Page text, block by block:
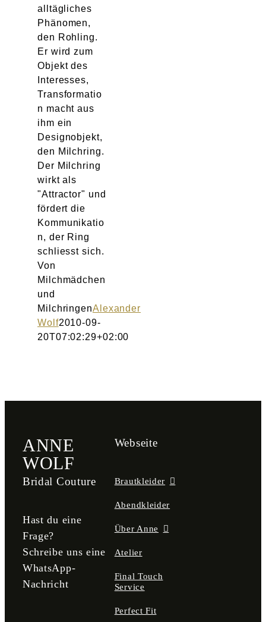
alltägliches
Phänomen,
den Rohling.
Er wird zum
Objekt des
Interesses,
Transformatio
n macht aus
ihm ein
Designobjekt,
den Milchring.
Der Milchring
wirkt als
"Attractor" und
fördert die
Kommunikatio
n, der Ring
schliesst sich.
Von
Milchmädchen
und
MilchringenAlexander
Wolf2010-09-
20T07:02:29+02:00
ANNE
WOLF
Bridal Couture
Hast du eine
Frage?
Schreibe uns eine
WhatsApp-
Nachricht
Webseite
Brautkleider
Abendkleider
Über Anne
Atelier
Final Touch
Service
Perfect Fit